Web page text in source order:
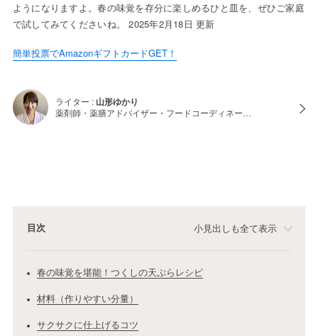
ようになりますよ。春の味覚を存分に楽しめるひと皿を、ぜひご家庭
で試してみてくださいね。 2025年2月18日 更新
簡単投票でAmazonギフトカードGET！
ライター : 山形ゆかり
薬剤師・薬膳アドバイザー・フードコーディネー…
目次 小見出しも全て表示
春の味覚を堪能！つくしの天ぷらレシピ
材料（作りやすい分量）
サクサクに仕上げるコツ